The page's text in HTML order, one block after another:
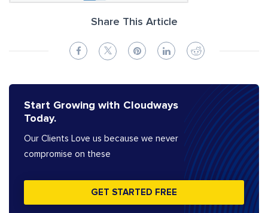
Share This Article
Start Growing with Cloudways
Today.
Our Clients Love us because we never
compromise on these
GET STARTED FREE